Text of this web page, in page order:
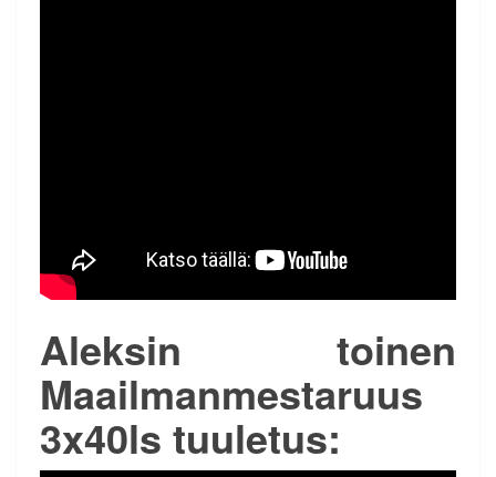
Aleksin toinen
Maailmanmestaruus
3x40ls tuuletus: